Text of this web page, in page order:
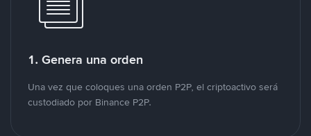
1. Genera una orden
Una vez que coloques una orden P2P, el criptoactivo será
custodiado por Binance P2P.